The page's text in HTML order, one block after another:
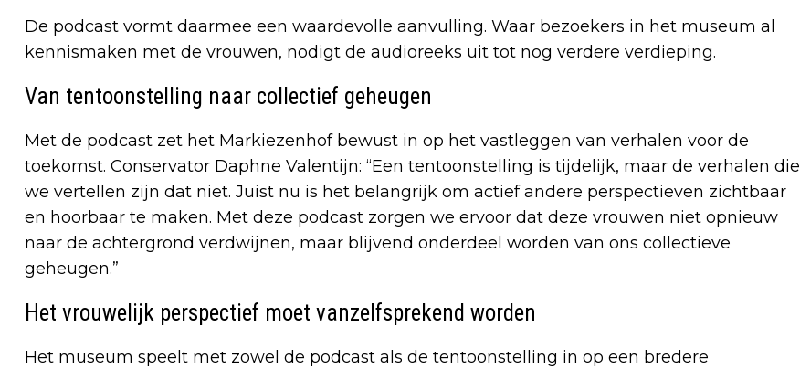
De podcast vormt daarmee een waardevolle aanvulling. Waar bezoekers in het museum al
kennismaken met de vrouwen, nodigt de audioreeks uit tot nog verdere verdieping.
Van tentoonstelling naar collectief geheugen
Met de podcast zet het Markiezenhof bewust in op het vastleggen van verhalen voor de
toekomst. Conservator Daphne Valentijn: “Een tentoonstelling is tijdelijk, maar de verhalen die
we vertellen zijn dat niet. Juist nu is het belangrijk om actief andere perspectieven zichtbaar
en hoorbaar te maken. Met deze podcast zorgen we ervoor dat deze vrouwen niet opnieuw
naar de achtergrond verdwijnen, maar blijvend onderdeel worden van ons collectieve
geheugen.”
Het vrouwelijk perspectief moet vanzelfsprekend worden
Het museum speelt met zowel de podcast als de tentoonstelling in op een bredere